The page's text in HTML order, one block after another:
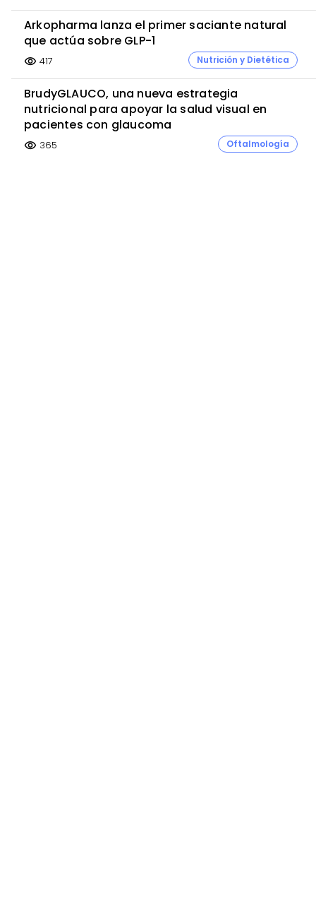
Arkopharma lanza el primer saciante natural
que actúa sobre GLP-1
visibility 417 Nutrición y Dietética
BrudyGLAUCO, una nueva estrategia
nutricional para apoyar la salud visual en
pacientes con glaucoma
visibility 365 Oftalmología